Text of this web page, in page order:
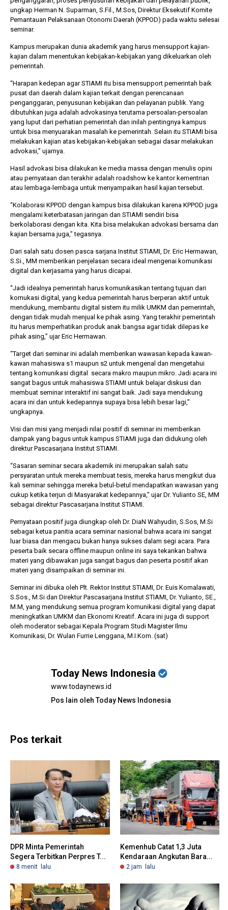
ungkap Herman N. Suparman, S.Fil., M.Sos, Direktur Eksekutif Komite
Pemantauan Pelaksanaan Otonomi Daerah (KPPOD) pada waktu selesai
seminar.
Kampus merupakan dunia akademik yang harus mensupport kajian-
kajian dalam menentukan kebijakan-kebijakan yang dikeluarkan oleh
pemerintah.
“Harapan kedepan agar STIAMI itu bisa mensupport pemerintah baik
pusat dan daerah dalam kajian terkait dengan perencanaan
penganggaran, penyusunan kebijakan dan pelayanan publik. Yang
dibutuhkan juga adalah advokasinya terutama persoalan-persoalan
yang luput dari perhatian pemerintah dan inilah pentingnya kampus
untuk bisa menyuarakan masalah ke pemerintah. Selain itu STIAMI bisa
melakukan kajian atas kebijakan-kebijakan sebagai dasar melakukan
advokasi,” ujarnya.
Hasil advokasi bisa dilakukan ke media massa dengan menulis opini
atau pernyataan dan terakhir adalah roadshow ke kantor kementrian
atau lembaga-lembaga untuk menyampaikan hasil kajian tersebut.
“Kolaborasi KPPOD dengan kampus bisa dilakukan karena KPPOD juga
mengalami keterbatasan jaringan dan STIAMI sendiri bisa
berkolaborasi dengan kita. Kita bisa melakukan advokasi bersama dan
kajian bersama juga,” tegasnya.
Dari salah satu dosen pasca sarjana Institut STIAMI, Dr. Eric Hermawan,
S.Si., MM memberikan penjelasan secara ideal mengenai komunikasi
digital dan kerjasama yang harus dicapai.
“Jadi idealnya pemerintah harus komunikasikan tentang tujuan dari
komukasi digital, yang kedua pemerintah harus berperan aktif untuk
mendukung, membantu digital sistem itu milik UMKM dan pemerintah,
dengan tidak mudah menjual ke pihak asing. Yang terakhir pemerintah
itu harus memperhatikan produk anak bangsa agar tidak dilepas ke
pihak asing,” ujar Eric Hermawan.
“Target dari seminar ini adalah memberikan wawasan kepada kawan-
kawan mahasiswa s1 maupun s2 untuk mengenal dan mengetahui
tentang komunikasi digital secara makro maupun mikro. Jadi acara ini
sangat bagus untuk mahasiswa STIAMI untuk belajar diskusi dan
membuat seminar interaktif ini sangat baik. Jadi saya mendukung
acara ini dan untuk kedepannya supaya bisa lebih besar lagi,”
ungkapnya.
Visi dan misi yang menjadi nilai positif di seminar ini memberikan
dampak yang bagus untuk kampus STIAMI juga dan didukung oleh
direktur Pascasarjana Institut STIAMI.
“Sasaran seminar secara akademik ini merupakan salah satu
persyaratan untuk mereka membuat tesis, mereka harus mengikut dua
kali seminar sehingga mereka betul-betul mendapatkan wawasan yang
cukup ketika terjun di Masyarakat kedepannya,” ujar Dr. Yulianto SE, MM
sebagai direktur Pascasarjana Institut STIAMI.
Pernyataan positif juga diungkap oleh Dr. DiaN Wahyudin, S.Sos, M.Si
sebagai ketua panitia acara seminar nasional bahwa acara ini sangat
luar biasa dan mengacu bukan hanya sukses dalam segi acara. Para
peserta baik secara offline maupun online ini saya tekankan bahwa
materi yang dibawakan juga sangat bagus dan peserta positif akan
materi yang disampaikan di seminar ini.
Seminar ini dibuka oleh Plt. Rektor Institut STIAMI, Dr. Euis Komalawati,
S.Sos., M.Si dan Direktur Pascasarjana Institut STIAMI, Dr. Yulianto, SE.,
M.M, yang mendukung semua program komunikasi digital yang dapat
meningkatkan UMKM dan Ekonomi Kreatif. Acara ini juga di support
oleh moderator sebagai Kepala Program Studi Magister Ilmu
Komunikasi, Dr. Wulan Furrie Lenggana, M.I.Kom. (sat)
Today News Indonesia
www.todaynews.id
Pos lain oleh Today News Indonesia
Pos terkait
DPR Minta Pemerintah
Segera Terbitkan Perpres T...
8 menit lalu
Kemenhub Catat 1,3 Juta
Kendaraan Angkutan Bara...
2 jam lalu